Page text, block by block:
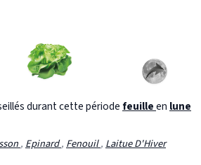
durant cette période feuilleen lune
,Epinard,Fenouil,Laitue D'Hiver